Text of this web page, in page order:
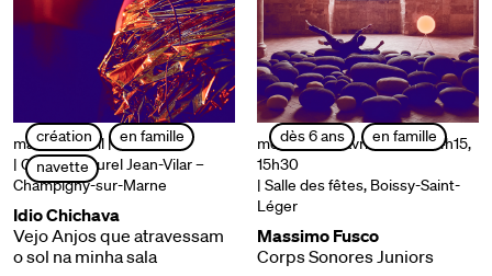
création
en famille
navette
mardi 08 avril | 20h30
| Centre culturel Jean-Vilar –
Champigny-sur-Marne
Idio Chichava
Vejo Anjos que atravessam
o sol na minha sala
dès 6 ans en famille
mercredi 09 avril | 10h30, 14h15,
15h30
| Salle des fêtes, Boissy-Saint-
Léger
Massimo Fusco
Corps Sonores Juniors